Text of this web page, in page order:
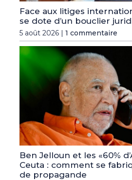
Face aux litiges
se dote d’un bouclier
5 août 2026 | 1 commentaire
Ben Jelloun et les «60%
Ceuta : comment se
de propagande